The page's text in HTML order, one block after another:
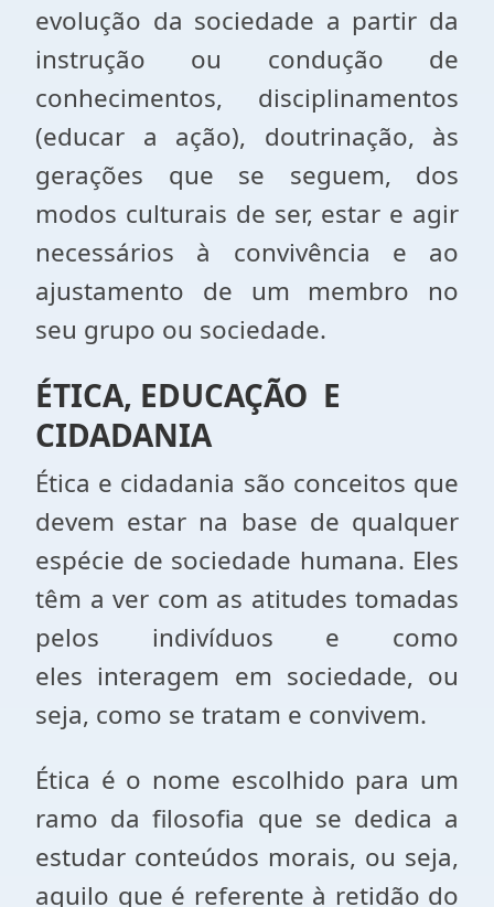
evolução da sociedade a partir da
instrução ou condução de
conhecimentos, disciplinamentos
(educar a ação), doutrinação, às
gerações que se seguem, dos
modos culturais de ser, estar e agir
necessários à convivência e ao
ajustamento de um membro no
seu grupo ou sociedade.
ÉTICA, EDUCAÇÃO E
CIDADANIA
Ética e cidadania são conceitos que
devem estar na base de qualquer
espécie de sociedade humana. Eles
têm a ver com as atitudes tomadas
pelos indivíduos e como
eles interagem em sociedade, ou
seja, como se tratam e convivem.
Ética é o nome escolhido para um
ramo da filosofia que se dedica a
estudar conteúdos morais, ou seja,
aquilo que é referente à retidão do